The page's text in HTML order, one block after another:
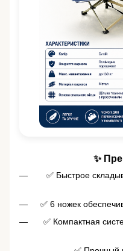
✨
✅ Быстрое
✅ 6 ножек
✅ Компактная